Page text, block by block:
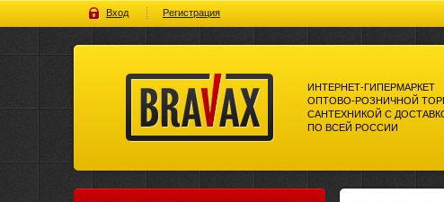
Вход Регистрация
всей россии
ИНТЕРНЕТ-ГИПЕРМАРКЕТ
ОПТОВО-РОЗНИЧНОЙ
САНТЕХНИКОЙ С
ПО ВСЕЙ РОССИИ